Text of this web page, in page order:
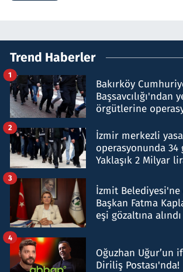
Trend Haberler
Bakırköy
Başsavcılığı'ndan
örgütlerine
1
İzmir merkezli
operasyonunda 34
Yaklaşık 2 Milyar
2
İzmit Belediyesi'ne
Başkan Fatma
eşi gözaltına alındı
3
Oğuzhan Uğur’un
Diriliş Postası'nda!
4